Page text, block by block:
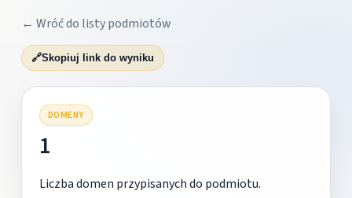
← Wróć do listy podmiotów
🔗Skopiuj link do wyniku
DOMENY
1
Liczba domen przypisanych do podmiotu.